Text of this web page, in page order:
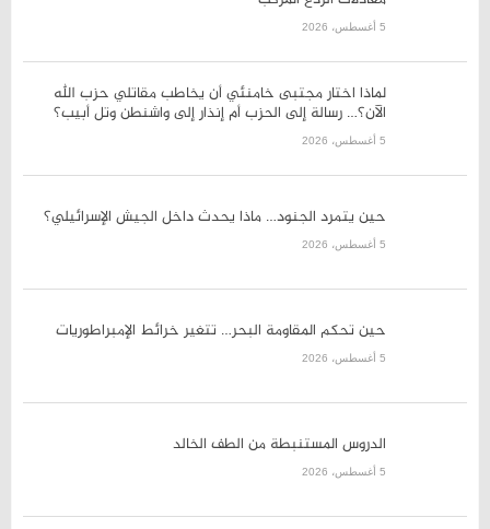
واشنطن وتل أبيب؟
5 أغسطس، 2026
الدروس المستنبطة من الطف
الدولة وثقة المواطن